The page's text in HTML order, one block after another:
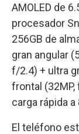
AMOLED de
procesador
256GB de
gran angular
f/2.4) + ultra
frontal
carga rápida a
El teléfono